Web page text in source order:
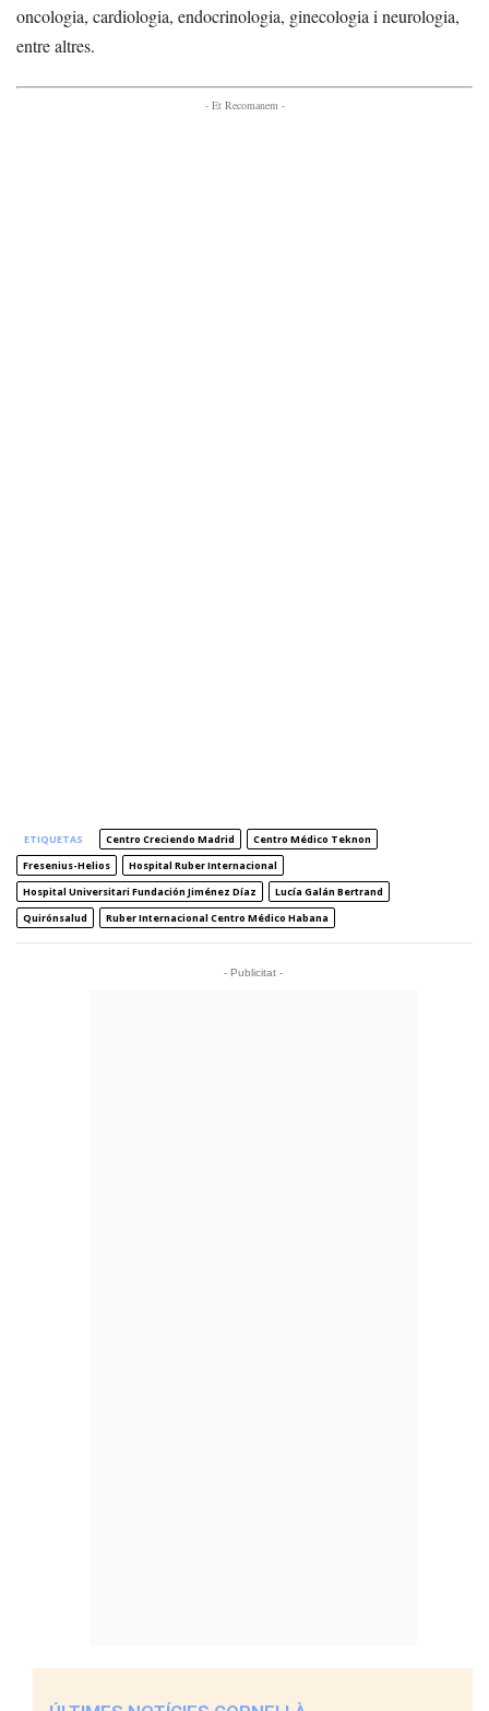
oncologia, cardiologia, endocrinologia, ginecologia i neurologia,
entre altres.
- Et Recomanem -
ETIQUETAS Centro Creciendo Madrid
Centro Médico Teknon
Fresenius-Helios
Hospital Ruber Internacional
Hospital Universitari Fundación Jiménez Díaz
Lucía Galán Bertrand
Quirónsalud
Ruber Internacional Centro Médico Habana
- Publicitat -